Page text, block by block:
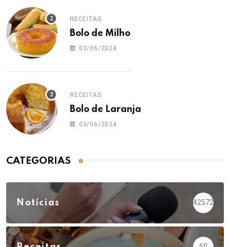
RECEITAS
Bolo de Milho
03/06/2024
RECEITAS
Bolo de Laranja
03/06/2024
CATEGORIAS
Notícias 42572